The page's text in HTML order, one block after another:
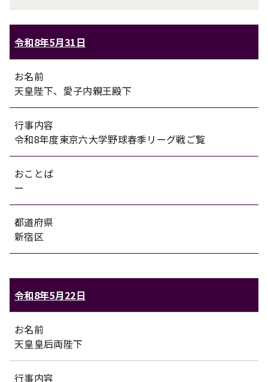
令和8年5月31日
お名前
天皇陛下、愛子内親王殿下
行事内容
令和8年度東京六大学野球春季リーグ戦ご覧
おことば
ー
都道府県
新宿区
令和8年5月22日
お名前
天皇皇后両陛下
行事内容